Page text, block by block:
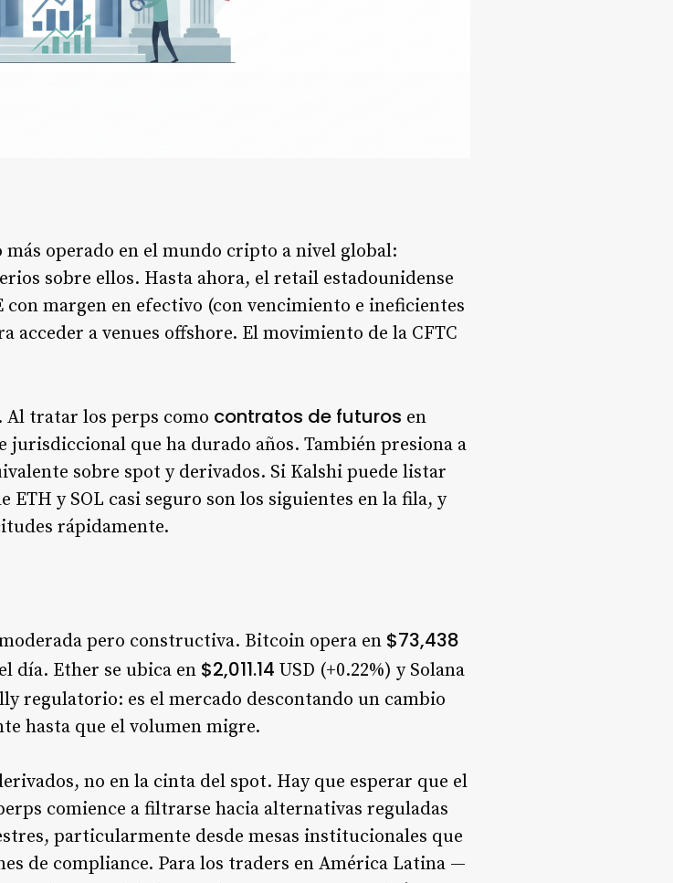
operado en el mundo cripto a nivel global:
sobre ellos. Hasta ahora, el retail estadounidense
margen en efectivo (con vencimiento e ineficientes
acceder a venues offshore. El movimiento de la CFTC
tratar los perps como contratos de futuros en
jurisdiccional que ha durado años. También presiona a
sobre spot y derivados. Si Kalshi puede listar
ETH y SOL casi seguro son los siguientes en la fila, y
rápidamente.
pero constructiva. Bitcoin opera en $73,438
día. Ether se ubica en $2,011.14 USD (+0.22%) y Solana
regulatorio: es el mercado descontando un cambio
hasta que el volumen migre.
no en la cinta del spot. Hay que esperar que el
comience a filtrarse hacia alternativas reguladas
particularmente desde mesas institucionales que
de compliance. Para los traders en América Latina —